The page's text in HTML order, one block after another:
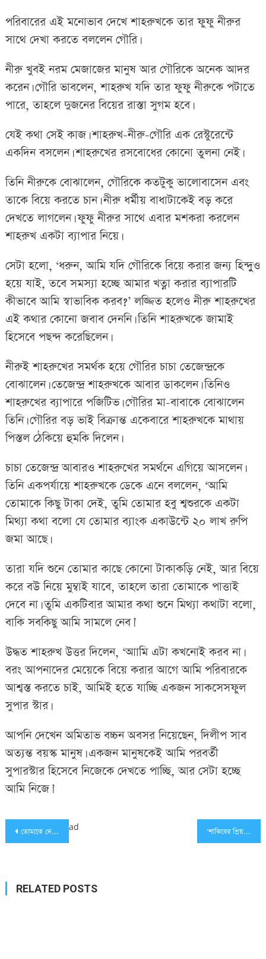
পরিবারের এই মনোভাব দেখে শাহরুখকে তার ফুফু নীরুর
সাথে দেখা করতে বললেন গৌরি।
নীরু খুবই নরম মেজাজের মানুষ আর গৌরিকে অনেক আদর
করেন। গৌরি ভাবলেন, শাহরুখ যদি তার ফুফু নীরুকে পটাতে
পারে, তাহলে দুজনের বিয়ের রাস্তা সুগম হবে।
যেই কথা সেই কাজ। শাহরুখ-নীরু-গৌরি এক রেস্টুরেন্টে
একদিন বসলেন। শাহরুখের রসবোধের কোনো তুলনা নেই।
তিনি নীরুকে বোঝালেন, গৌরিকে কতটুকু ভালোবাসেন এবং
তাকে বিয়ে করতে চান। নীরু ধর্মীয় বাধাটাকেই বড় করে
দেখতে লাগলেন। ফুফু নীরুর সাথে এবার মশকরা করলেন
শাহরুখ একটা ব্যাপার নিয়ে।
সেটা হলো, ‘ধরুন, আমি যদি গৌরিকে বিয়ে করার জন্য হিন্দুুও
হয়ে যাই, তবে সমস্যা হচ্ছে আমার খত্না করার ব্যাপারটি
কীভাবে আমি স্বাভাবিক করব?’ লজ্জিত হলেও নীরু শাহরুখের
এই কথার কোনো জবাব দেননি। তিনি শাহরুখকে জামাই
হিসেবে পছন্দ করেছিলেন।
নীরুই শাহরুখের সমর্থক হয়ে গৌরির চাচা তেজেন্দ্রকে
বোঝালেন। তেজেন্দ্র শাহরুখকে আবার ডাকলেন। তিনিও
শাহরুখের ব্যাপারে পজিটিভ। গৌরির মা-বাবাকে বোঝালেন
তিনি। গৌরির বড় ভাই বিক্রান্ত একেবারে শাহরুখকে মাথায়
পিস্তল ঠেকিয়ে হুমকি দিলেন।
চাচা তেজেন্দ্র আবারও শাহরুখের সমর্থনে এগিয়ে আসলেন।
তিনি একপর্যায়ে শাহরুখকে ডেকে এনে বললেন, ‘আমি
তোমাকে কিছু টাকা দেই, তুমি তোমার হবু শ্বশুরকে একটা
মিথ্যা কথা বলো যে তোমার ব্যাংক একাউন্টে ২০ লাখ রুপি
জমা আছে।
তারা যদি শুনে তোমার কাছে কোনো টাকাকড়ি নেই, আর বিয়ে
করে বউ নিয়ে মুম্বাই যাবে, তাহলে তারা তোমাকে পাত্তাই
দেবে না। তুমি একটিবার আমার কথা শুনে মিথ্যা কথাটা বলো,
বাকি সবকিছু আমি সামলে নেব।’
উদ্ধত শাহরুখ উত্তর দিলেন, ‘আামি এটা কখনোই করব না।
বরং আপনাদের মেয়েকে বিয়ে করার আগে আমি পরিবারকে
আশ্বস্ত করতে চাই, আমিই হতে যাচ্ছি একজন সাকসেসফুল
সুপার স্টার।
আপনি দেখেন অমিতাভ বচ্চন অবসর নিয়েছেন, দিলীপ সাব
অত্যন্ত বয়স্ক মানুষ। একজন মানুষকেই আমি পরবর্তী
সুপারস্টার হিসেবে নিজেকে দেখতে পাচ্ছি, আর সেটা হচ্ছে
আমি নিজে।’
Post
তোমাকে দেখলে আমার শিলার কথা মনে পড়ে: তিশাকে হ‌ুমায়ূন আহমেদ ‘শাকিবের প্রিয়তমা আমিই’
ad
RELATED POSTS